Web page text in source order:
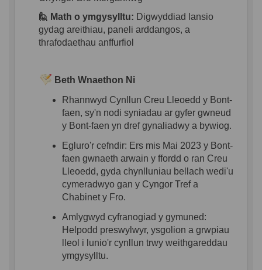
🙋 Math o ymgysylltu: Digwyddiad lansio
gydag areithiau, paneli arddangos, a
thrafodaethau anffurfiol
BethWnaethon Ni
Rhannwyd Cynllun Creu Lleoedd y Bont-
faen, sy'n nodi syniadau ar gyfer gwneud
y Bont-faen yn dref gynaliadwy a bywiog.
Egluro'r cefndir: Ers mis Mai 2023 y Bont-
faen gwnaeth arwain y ffordd o ran Creu
Lleoedd, gyda chynlluniau bellach wedi'u
cymeradwyo gan y Cyngor Tref a
Chabinet y Fro.
Amlygwyd cyfranogiad y gymuned:
Helpodd preswylwyr, ysgolion a grwpiau
lleol i lunio'r cynllun trwy weithgareddau
ymgysylltu.